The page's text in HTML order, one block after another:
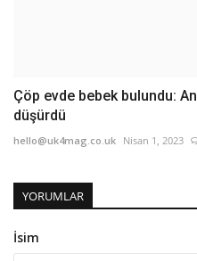
Çöp evde bebek bulundu:
düşürdü
hello@uk4mag.co.uk Nisan 1, 2023
YORUMLAR
İsim